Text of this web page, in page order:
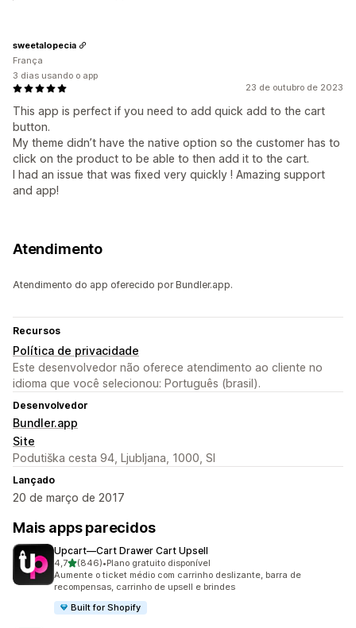
23 de outubro de 2023
This app is perfect if you need to add quick add to the cart
button.
My theme didn’t have the native option so the customer has to
click on the product to be able to then add it to the cart.
I had an issue that was fixed very quickly ! Amazing support
and app!
sweetalopecia
França
3 dias usando o app
Atendimento
Atendimento do app oferecido por Bundler.app.
Recursos
Política de privacidade
Este desenvolvedor não oferece atendimento ao cliente no
idioma que você selecionou: Português (brasil).
Desenvolvedor
Bundler.app
Site
Podutiška cesta 94, Ljubljana, 1000, SI
Lançado
20 de março de 2017
Mais apps parecidos
Upcart—Cart Drawer Cart Upsell
4,7de 5 estrelas
(846)
846 avaliações ao todo
•Plano gratuito disponível
Aumente o ticket médio com carrinho deslizante, barra de
recompensas, carrinho de upsell e brindes
Built for Shopify